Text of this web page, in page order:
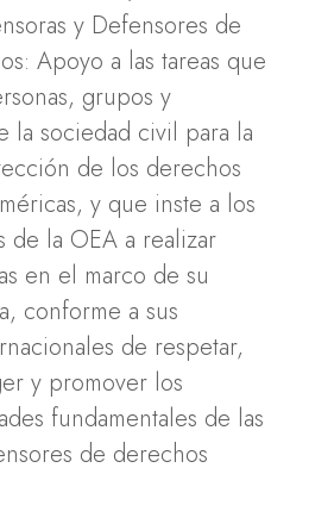
y Defensores de
Apoyo a las tareas que
grupos y
la sociedad civil para la
de los derechos
y que inste a los
de la OEA a realizar
en el marco de su
conforme a sus
de respetar,
y promover los
fundamentales de las
de derechos